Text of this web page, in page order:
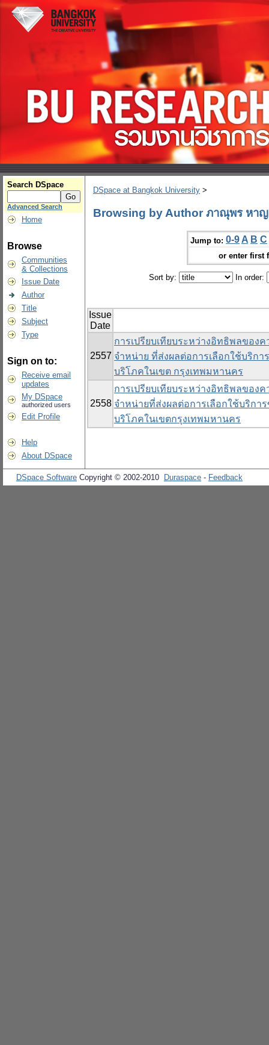
Search DSpace
Advanced Search
Home
Browse
Communities
& Collections
Issue Date
Author
Title
Subject
Type
Sign on to:
Receive email
updates
My DSpace
authorized users
Edit Profile
Help
About DSpace
DSpace at Bangkok University >
Browsing by Author ภาณุพร หาญ
Jump to: 0-9 A B C
or enter first
Sort by: In order:
Issue
Date
2557
การเปรียบเทียบระหว่างอิทธิพลของ
จำหน่าย ที่ส่งผลต่อการเลือกใช้บริก
บริโภคในเขต กรุงเทพมหานคร
2558
การเปรียบเทียบระหว่างอิทธิพลของ
จำหน่ายที่ส่งผลต่อการเลือกใช้บริก
บริโภคในเขตกรุงเทพมหานคร
DSpace Software Copyright © 2002-2010 Duraspace - Feedback